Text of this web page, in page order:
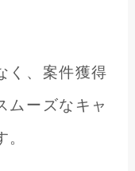
く、案件獲得
ムーズなキャ